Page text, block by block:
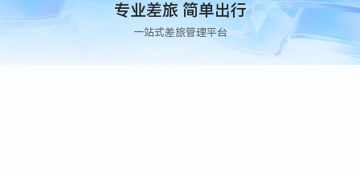
专业差旅 简单出行
一站式差旅管理平台